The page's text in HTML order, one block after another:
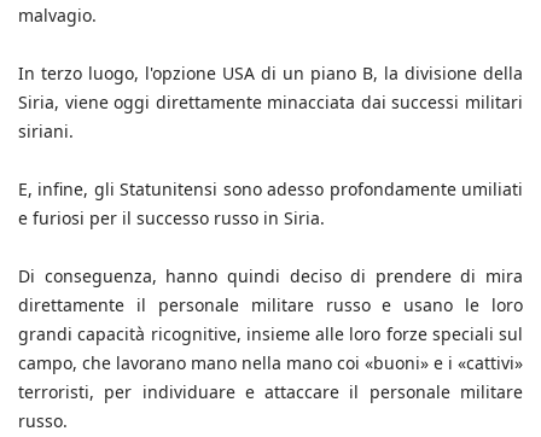
malvagio.
In terzo luogo, l'opzione USA di un piano B, la divisione della
Siria, viene oggi direttamente minacciata dai successi militari
siriani.
E, infine, gli Statunitensi sono adesso profondamente umiliati
e furiosi per il successo russo in Siria.
Di conseguenza, hanno quindi deciso di prendere di mira
direttamente il personale militare russo e usano le loro
grandi capacità ricognitive, insieme alle loro forze speciali sul
campo, che lavorano mano nella mano coi «buoni» e i «cattivi»
terroristi, per individuare e attaccare il personale militare
russo.